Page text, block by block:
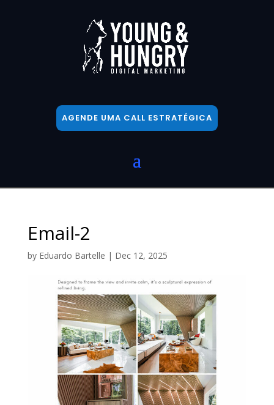
AGENDE UMA CALL ESTRATÉGICA
Email-2
by Eduardo Bartelle | Dec 12, 2025